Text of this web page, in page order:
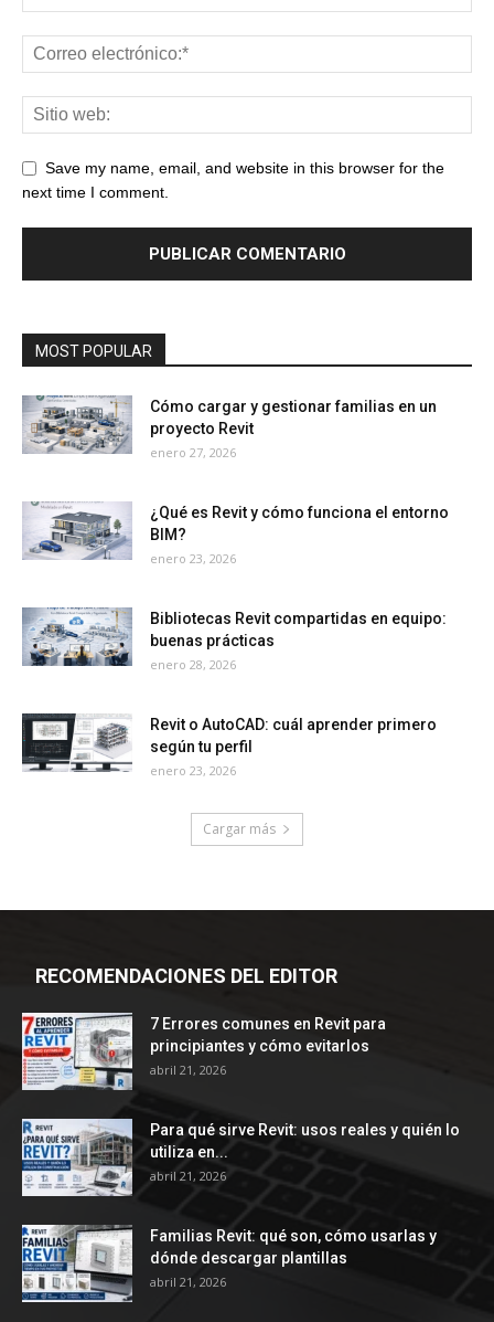
Save my name, email, and website in this browser for the
next time I comment.
MOST POPULAR
Cómo cargar y gestionar familias en un
proyecto Revit
enero 27, 2026
¿Qué es Revit y cómo funciona el entorno
BIM?
enero 23, 2026
Bibliotecas Revit compartidas en equipo:
buenas prácticas
enero 28, 2026
Revit o AutoCAD: cuál aprender primero
según tu perfil
enero 23, 2026
Cargar más
RECOMENDACIONES DEL EDITOR
7 Errores comunes en Revit para
principiantes y cómo evitarlos
abril 21, 2026
Para qué sirve Revit: usos reales y quién lo
utiliza en...
abril 21, 2026
Familias Revit: qué son, cómo usarlas y
dónde descargar plantillas
abril 21, 2026